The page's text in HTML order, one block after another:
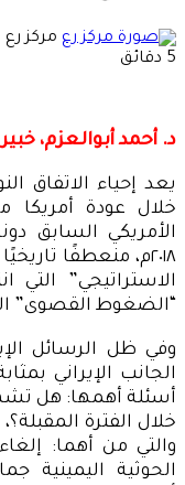
مركز رع
5 دقائق
د. أحمد أبوالعزم،
خلال عودة أمريكا
الأمريكي السابق
٢٠١٨م، منعطفًا
الاستراتيجي”
“الضغوط القصوى”
وفي ظل الرسائل
الجانب الإيراني
أسئلة أهمها: هل تشهد
خلال الفترة
والتي من أهما:
الحوثية اليمينية